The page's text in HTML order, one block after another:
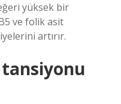
yüksek bir
ve folik asit
artırır.
tansiyonu